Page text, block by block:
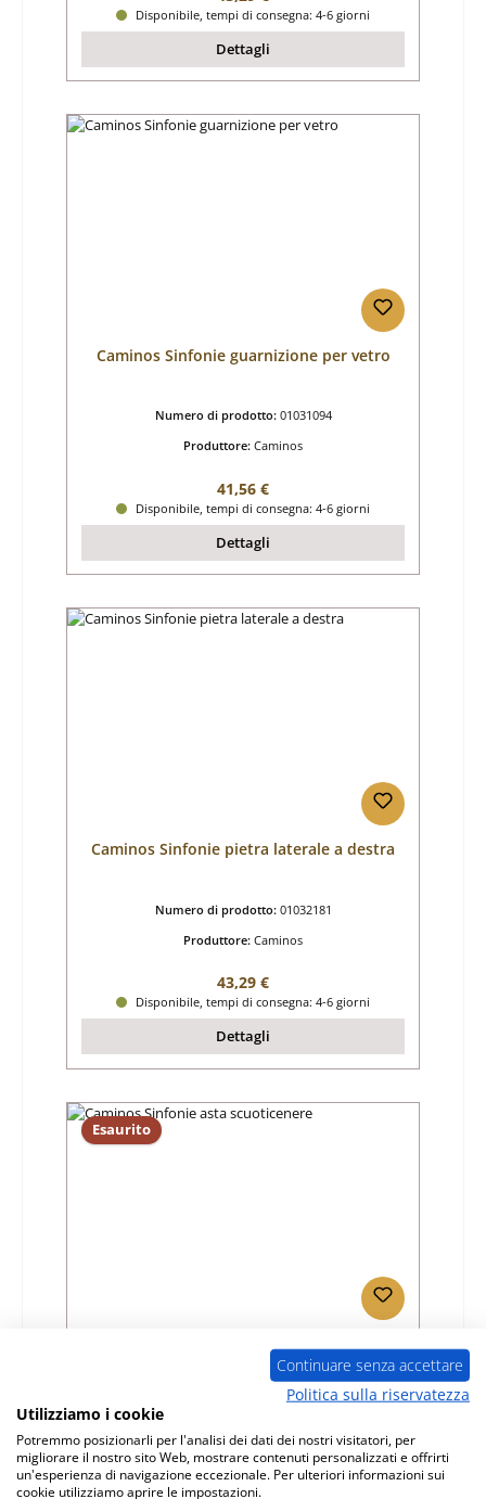
Disponibile, tempi di consegna: 4-6 giorni
Dettagli
Caminos Sinfonie guarnizione per vetro
Numero di prodotto: 01031094
Produttore: Caminos
Prezzo normale:
41,56 €
Disponibile, tempi di consegna: 4-6 giorni
Dettagli
Caminos Sinfonie pietra laterale a destra
Numero di prodotto: 01032181
Produttore: Caminos
Prezzo normale:
43,29 €
Disponibile, tempi di consegna: 4-6 giorni
Dettagli
Esaurito
01005761
Produttore: Caminos
Prezzo normale:
37,93 €
Continuare senza accettare
Politica sulla riservatezza
Utilizziamo i cookie
Potremmo posizionarli per l'analisi dei dati dei nostri visitatori, per
migliorare il nostro sito Web, mostrare contenuti personalizzati e offrirti
un'esperienza di navigazione eccezionale. Per ulteriori informazioni sui
cookie utilizziamo aprire le impostazioni.